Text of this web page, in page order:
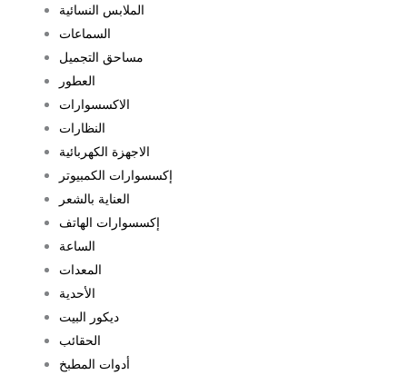
الملابس النسائية
السماعات
مساحق التجميل
العطور
الاكسسوارات
النظارات
الاجهزة الكهربائية
إكسسوارات الكمبيوتر
العناية بالشعر
إكسسوارات الهاتف
الساعة
المعدات
الأحدية
ديكور البيت
الحقائب
أدوات المطبخ